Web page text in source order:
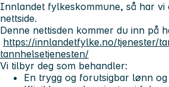
Innlandet fylkeskommune, så har vi
nettside.
Denne nettisden kommer du inn på
https://innlandetfylke.no/tjenester/
tannhelsetjenesten/
Vi tilbyr deg som behandler:
En trygg og forutsigbar lønn og